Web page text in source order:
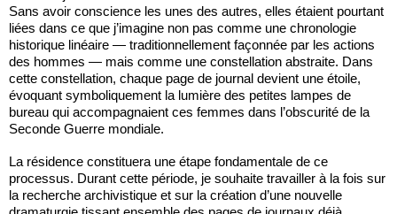
Sans avoir conscience les unes des autres, elles étaient pourtant
liées dans ce que j’imagine non pas comme une chronologie
historique linéaire — traditionnellement façonnée par les actions
des hommes — mais comme une constellation abstraite. Dans
cette constellation, chaque page de journal devient une étoile,
évoquant symboliquement la lumière des petites lampes de
bureau qui accompagnaient ces femmes dans l’obscurité de la
Seconde Guerre mondiale.
La résidence constituera une étape fondamentale de ce
processus. Durant cette période, je souhaite travailler à la fois sur
la recherche archivistique et sur la création d’une nouvelle